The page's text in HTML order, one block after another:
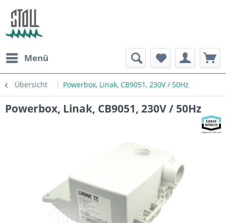
Menü
Übersicht Powerbox, Linak, CB9051, 230V / 50Hz
Powerbox, Linak, CB9051, 230V / 50Hz